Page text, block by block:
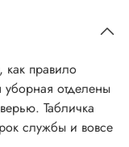
как правило
уборная отделены
Табличка
службы и вовсе